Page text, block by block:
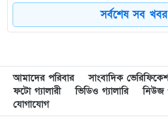
বছর পূর্তি উপলক্ষে আনন্দ
লংগাইরে মোহাইমিনুল ইসলাম
উঠান বৈঠক। যোগ্যতা ও নতুন
সেরা
৯
সর্বশেষ সব খবর
আমাদের পরিবার সাংবাদিক
ফটো গ্যালারী
ভিডিও গ্যালারি নিউজ
যোগাযোগ